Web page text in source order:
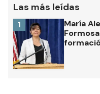
Las más leídas
María
1